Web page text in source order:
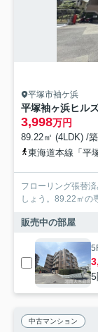
平塚市袖ケ浜
平塚袖ヶ浜ヒル
3,998万円
89.22㎡ (4LDK) /
東海道本線「平
フローリング張替
しょう。89.22㎡の
販売中の部屋
中古マンション